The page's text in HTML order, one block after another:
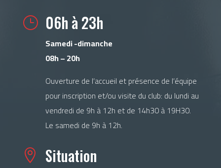
} 06h à 23h
Samedi -dimanche
08h – 20h
Ouverture de l’accueil et présence de l’équipe
pour inscription et/ou visite du club: du lundi au
vendredi de 9h à 12h et de 14h30 à 19H30.
Le samedi de 9h à 12h.
 Situation